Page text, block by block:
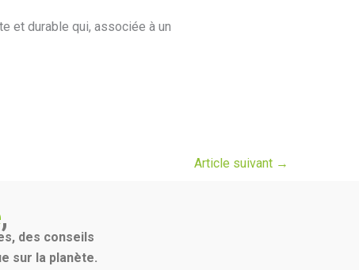
et durable qui, associée à un
Article suivant →
,
des conseils
sur la planète.